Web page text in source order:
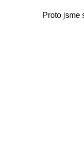
Proto jsme